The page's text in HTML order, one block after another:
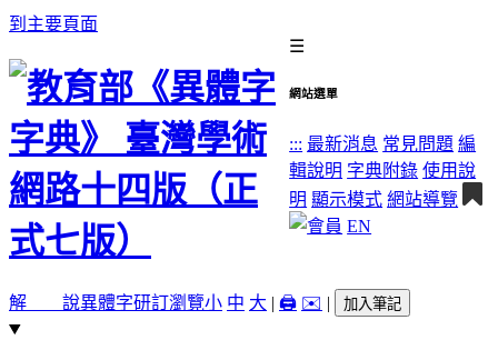
到主要頁面
☰
網站選單
::: 最新消息 常見問題 編
輯說明 字典附錄 使用說
明 顯示模式 網站導覽
EN
解 說異體字研訂瀏覽小 中 大 | 🖨️ ✉️ | 加入筆記